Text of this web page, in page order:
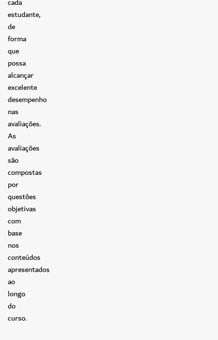
estudante,
de
forma
que
possa
alcançar
excelente
desempenho
nas
avaliações.
As
avaliações
são
compostas
por
questões
objetivas
com
base
nos
conteúdos
apresentados
ao
longo
do
curso.